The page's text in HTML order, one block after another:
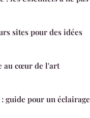
sites pour des idées
au cœur de l'art
guide pour un éclairage